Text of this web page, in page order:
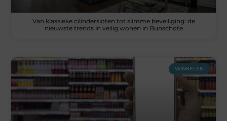
Van klassieke cilindersloten tot slimme beveiliging: de
nieuwste trends in veilig wonen in Bunschote
WINKELEN